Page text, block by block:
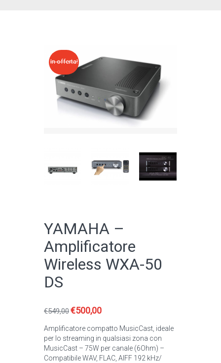
CATALOGO ONLINE
In offerta!
YAMAHA –
Amplificatore
Wireless WXA-50
DS
€549,00Il
originale
era:
€549,00.
€500,00Il
attuale
è:
€500,00.
Amplificatore compatto MusicCast, ideale
per lo streaming in qualsiasi zona con
MusicCast – 75W per canale (6Ohm) –
Compatibile WAV, FLAC, AIFF 192 kHz/